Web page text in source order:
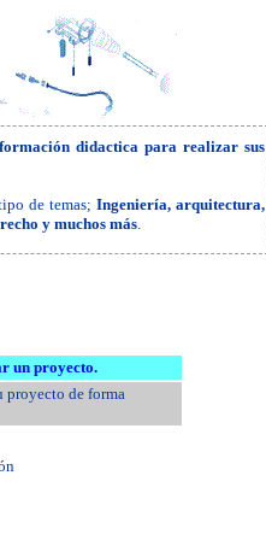
didactica para realizar sus
de temas; Ingeniería, arquitectura,
y muchos más.
un proyecto.
proyecto de forma